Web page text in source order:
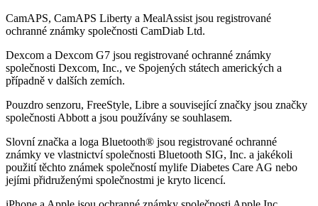
CamAPS, CamAPS Liberty a MealAssist jsou registrované
ochranné známky společnosti CamDiab Ltd.
Dexcom a Dexcom G7 jsou registrované ochranné známky
společnosti Dexcom, Inc., ve Spojených státech amerických a
případně v dalších zemích.
Pouzdro senzoru, FreeStyle, Libre a související značky jsou značky
společnosti Abbott a jsou používány se souhlasem.
Slovní značka a loga Bluetooth® jsou registrované ochranné
známky ve vlastnictví společnosti Bluetooth SIG, Inc. a jakékoli
použití těchto známek společností mylife Diabetes Care AG nebo
jejími přidruženými společnostmi je kryto licencí.